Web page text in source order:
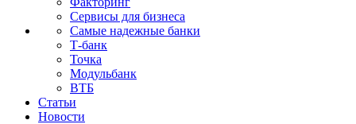
Сервисы для бизнеса
Самые надежные банки
Т-банк
Точка
Модульбанк
ВТБ
Статьи
Новости